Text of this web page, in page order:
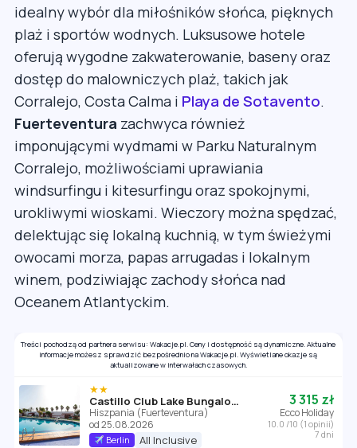
idealny wybór dla miłośników słońca, pięknych
plaż i sportów wodnych. Luksusowe hotele
oferują wygodne zakwaterowanie, baseny oraz
dostęp do malowniczych plaż, takich jak
Corralejo, Costa Calma i Playa de Sotavento.
Fuerteventura zachwyca również
imponującymi wydmami w Parku Naturalnym
Corralejo, możliwościami uprawiania
windsurfingu i kitesurfingu oraz spokojnymi,
urokliwymi wioskami. Wieczory można spędzać,
delektując się lokalną kuchnią, w tym świeżymi
owocami morza, papas arrugadas i lokalnym
winem, podziwiając zachody słońca nad
Oceanem Atlantyckim.
Treści pochodzą od partnera serwisu: Wakacje.pl. Ceny i dostępność są dynamiczne. Aktualne
informacje możesz sprawdzić bezpośrednio na Wakacje.pl. Wyświetlane okazje są
aktualizowane w interwałach czasowych.
★★
Castillo Club Lake Bungalows
Hiszpania (Fuerteventura)
od 25.08.2026
Berlin All Inclusive
3 315 zł
Ecco Holiday
10.0 /10 (1 opinii)
7 dni